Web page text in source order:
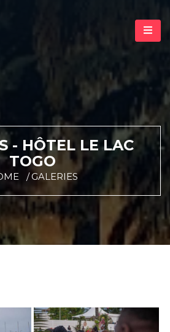
- HÔTEL LE LAC
TOGO
GALERIES